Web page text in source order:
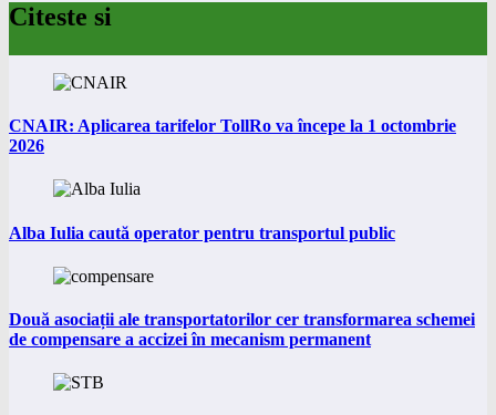
Citeste si
CNAIR: Aplicarea tarifelor TollRo va începe la 1 octombrie
2026
Alba Iulia caută operator pentru transportul public
Două asociații ale transportatorilor cer transformarea schemei
de compensare a accizei în mecanism permanent